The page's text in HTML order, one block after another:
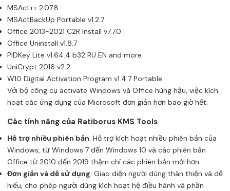
MSAct++ 2.07.8
MSActBackUp Portable v1.2.7
Office 2013-2021 C2R Install v7.7.0
Office Uninstall v1.8.7
PIDKey Lite v1.64.4 b32 RU EN and more
UniCrypt 2016 v2.2
W10 Digital Activation Program v1.4.7 Portable
Với bộ công cụ activate Windows và Office hùng hậu, việc kích
hoạt các ứng dụng của Microsoft đơn giản hơn bao giờ hết.
Các tính năng của Ratiborus KMS Tools
Hỗ trợ nhiều phiên bản: Hỗ trợ kích hoạt nhiều phiên bản của
Windows, từ Windows 7 đến Windows 10 và các phiên bản
Office từ 2010 đến 2019 thậm chí các phiên bản mới hơn.
Đơn giản và dễ sử dụng: Giao diện người dùng thân thiện và dễ
hiểu, cho phép người dùng kích hoạt hệ điều hành và phần